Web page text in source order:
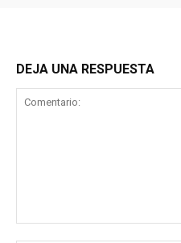
DEJA UNA RESPUESTA